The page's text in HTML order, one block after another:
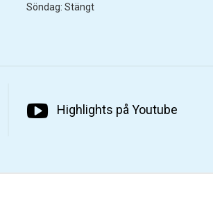
Söndag: Stängt
Highlights på Youtube